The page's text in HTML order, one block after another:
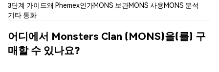
3단계 가이드왜 Phemex인가MONS 보관MONS 사용MONS 분석
기타 통화
어디에서 Monsters Clan (MONS)을(를) 구
매할 수 있나요?